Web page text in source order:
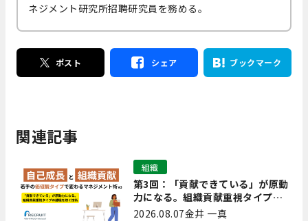
ネジメント研究所招聘研究員を務める。
ポスト シェア ブックマーク
関連記事
第3回：「貢献できている」が原動
力になる。組織貢献重視タイプの
離職を防ぐ技術
組織
2026.08.07金井 一真